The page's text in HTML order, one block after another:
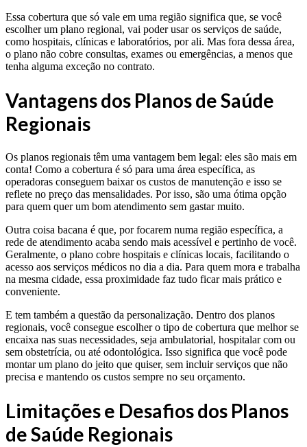
Essa cobertura que só vale em uma região significa que, se você
escolher um plano regional, vai poder usar os serviços de saúde,
como hospitais, clínicas e laboratórios, por ali. Mas fora dessa área,
o plano não cobre consultas, exames ou emergências, a menos que
tenha alguma exceção no contrato.
Vantagens dos Planos de Saúde
Regionais
Os planos regionais têm uma vantagem bem legal: eles são mais em
conta! Como a cobertura é só para uma área específica, as
operadoras conseguem baixar os custos de manutenção e isso se
reflete no preço das mensalidades. Por isso, são uma ótima opção
para quem quer um bom atendimento sem gastar muito.
Outra coisa bacana é que, por focarem numa região específica, a
rede de atendimento acaba sendo mais acessível e pertinho de você.
Geralmente, o plano cobre hospitais e clínicas locais, facilitando o
acesso aos serviços médicos no dia a dia. Para quem mora e trabalha
na mesma cidade, essa proximidade faz tudo ficar mais prático e
conveniente.
E tem também a questão da personalização. Dentro dos planos
regionais, você consegue escolher o tipo de cobertura que melhor se
encaixa nas suas necessidades, seja ambulatorial, hospitalar com ou
sem obstetrícia, ou até odontológica. Isso significa que você pode
montar um plano do jeito que quiser, sem incluir serviços que não
precisa e mantendo os custos sempre no seu orçamento.
Limitações e Desafios dos Planos
de Saúde Regionais